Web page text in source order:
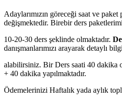
Adaylarımızın göreceği saat ve
değişmektedir. Birebir ders
10-20-30 ders şeklinde olmaktadır.
danışmanlarımızı arayarak detaylı bilgi
alabilirsiniz. Bir Ders saati 40 dakika
+ 40 dakika yapılmaktadır.
Ödemelerinizi Haftalık yada aylık